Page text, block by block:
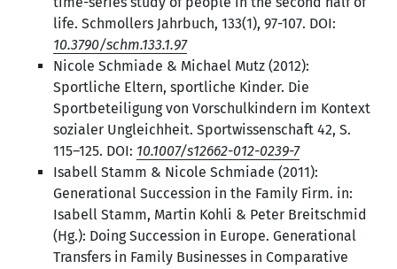
life. Schmollers Jahrbuch, 133(1), 97-107. DOI:
10.3790/schm.133.1.97
Nicole Schmiade & Michael Mutz (2012):
Sportliche Eltern, sportliche Kinder. Die
Sportbeteiligung von Vorschulkindern im Kontext
sozialer Ungleichheit. Sportwissenschaft 42, S.
115–125. DOI: 10.1007/s12662-012-0239-7
Isabell Stamm & Nicole Schmiade (2011):
Generational Succession in the Family Firm. in:
Isabell Stamm, Martin Kohli & Peter Breitschmid
(Hg.): Doing Succession in Europe. Generational
Transfers in Family Businesses in Comparative